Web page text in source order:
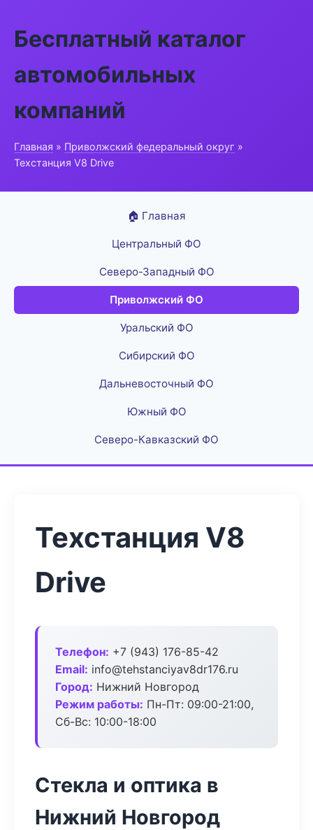
Бесплатный каталог
автомобильных
компаний
Главная » Приволжский федеральный округ »
Техстанция V8 Drive
🏠 Главная
Центральный ФО
Северо-Западный ФО
Приволжский ФО
Уральский ФО
Сибирский ФО
Дальневосточный ФО
Южный ФО
Северо-Кавказский ФО
Техстанция V8
Drive
Телефон: +7 (943) 176-85-42
Email: info@tehstanciyav8dr176.ru
Город: Нижний Новгород
Режим работы: Пн-Пт: 09:00-21:00,
Сб-Вс: 10:00-18:00
Стекла и оптика в
Нижний Новгород